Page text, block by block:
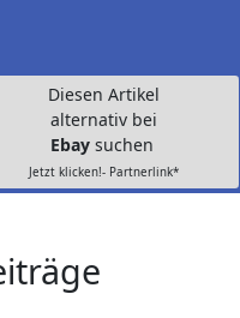
Diesen Artikel
alternativ bei
Ebay suchen
Jetzt klicken!- Partnerlink*